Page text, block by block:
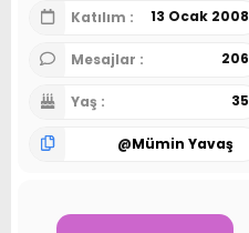
Katılım
13 Ocak 2008
Mesajlar 206
Yaş 35
@Mümin Yavaş